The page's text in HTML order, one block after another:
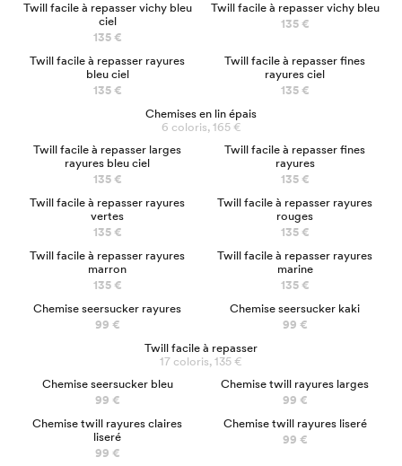
Twill facile à repasser vichy bleu
ciel
135 €
Twill facile à repasser vichy bleu
135 €
Twill facile à repasser rayures
bleu ciel
135 €
Twill facile à repasser fines
rayures ciel
135 €
Twill facile à repasser larges
rayures bleu ciel
135 €
Twill facile à repasser fines
rayures
135 €
Twill facile à repasser rayures
vertes
135 €
Twill facile à repasser rayures
rouges
135 €
Twill facile à repasser rayures
marron
135 €
Twill facile à repasser rayures
marine
135 €
Chemise seersucker rayures
99 €
Chemise seersucker kaki
99 €
Chemise seersucker bleu
99 €
Chemise twill rayures larges
99 €
Chemise twill rayures claires
liseré
99 €
Chemise twill rayures liseré
99 €
Chemises en lin épais
6 coloris, 165 €
Twill facile à repasser
17 coloris, 135 €